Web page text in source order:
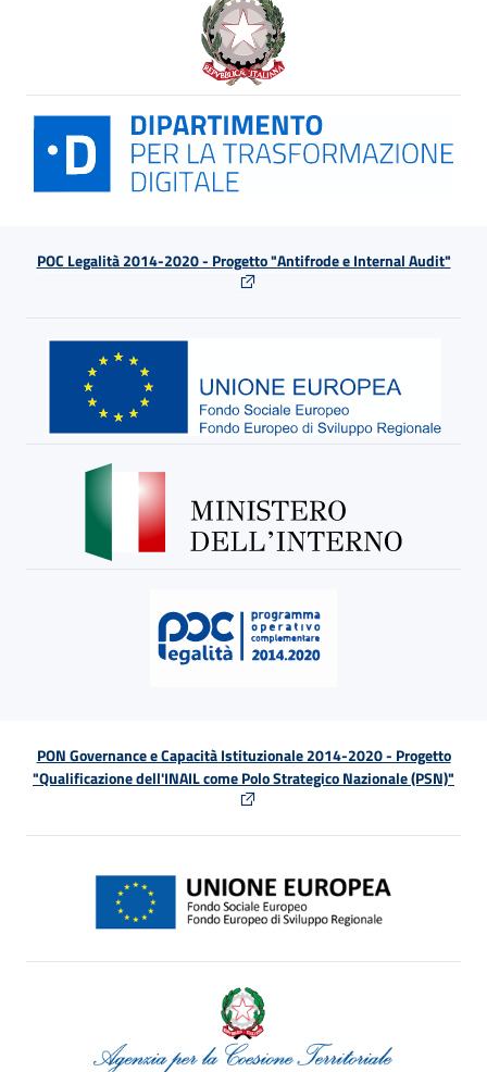
POC Legalità 2014-2020 - Progetto "Antifrode e Internal Audit"
PON Governance e Capacità Istituzionale 2014-2020 - Progetto
"Qualificazione dell'INAIL come Polo Strategico Nazionale (PSN)"